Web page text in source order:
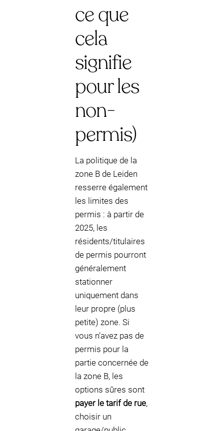
ce que
cela
signifie
pour les
non-
permis)
La politique de la
zone B de Leiden
resserre également
les limites des
permis : à partir de
2025, les
résidents/titulaires
de permis pourront
généralement
stationner
uniquement dans
leur propre (plus
petite) zone. Si
vous n’avez pas de
permis pour la
partie concernée de
la zone B, les
options sûres sont
payer le tarif de rue,
choisir un